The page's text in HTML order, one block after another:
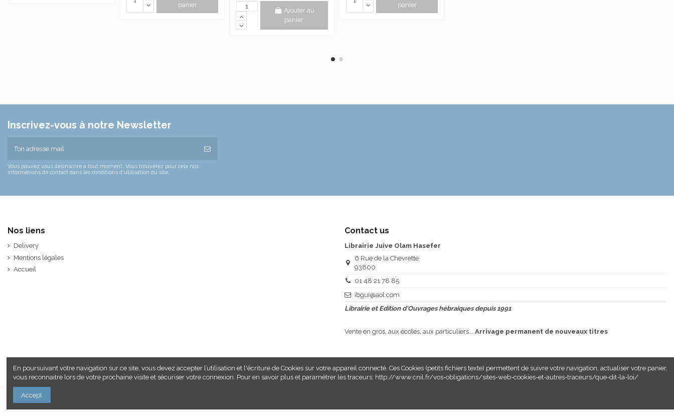
panier
Ajouter au
panier
panier
Inscrivez-vous à notre Newsletter
Vous pouvez vous désinscrire à tout moment. Vous trouverez pour cela nos
informations de contact dans les conditions d'utilisation du site.
Nos liens
Delivery
Mentions légales
Accueil
Contact us
Librairie Juive Olam Hasefer
6 Rue de la Chevrette
93800
01 48 21 78 85
ibgui@aol.com
Librairie et Edition d'Ouvrages hébraiques depuis 1991
Vente en gros, aux écoles, aux particuliers... Arrivage permanent de nouveaux titres
En poursuivant votre navigation sur ce site, vous devez accepter l’utilisation et l'écriture de Cookies sur votre appareil connecté. Ces Cookies (petits fichiers texte) permettent de suivre votre navigation, actualiser votre panier,
vous reconnaitre lors de votre prochaine visite et sécuriser votre connexion. Pour en savoir plus et paramétrer les traceurs: http://www.cnil.fr/vos-obligations/sites-web-cookies-et-autres-traceurs/que-dit-la-loi/
Accept